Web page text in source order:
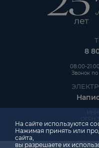
8
08:00-
Звонок
На сайте используются
Нажимая принять или
сайта,
вы разрешаете их